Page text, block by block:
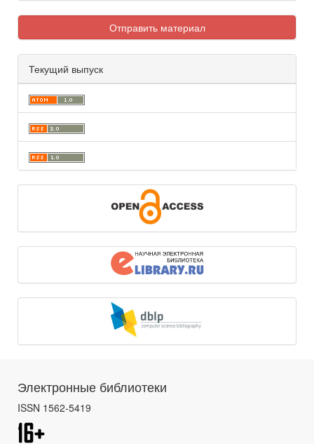
Отправить материал
Текущий выпуск
Электронные библиотеки
ISSN 1562-5419